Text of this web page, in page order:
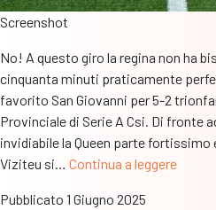
Screenshot
No! A questo giro la regina non ha
cinquanta minuti praticamente
favorito San Giovanni per 5-2
Provinciale di Serie A Csi. Di fronte
invidiabile la Queen parte
Viziteu si… Continua a leggereLa
Pubblicato 1 Giugno 2025